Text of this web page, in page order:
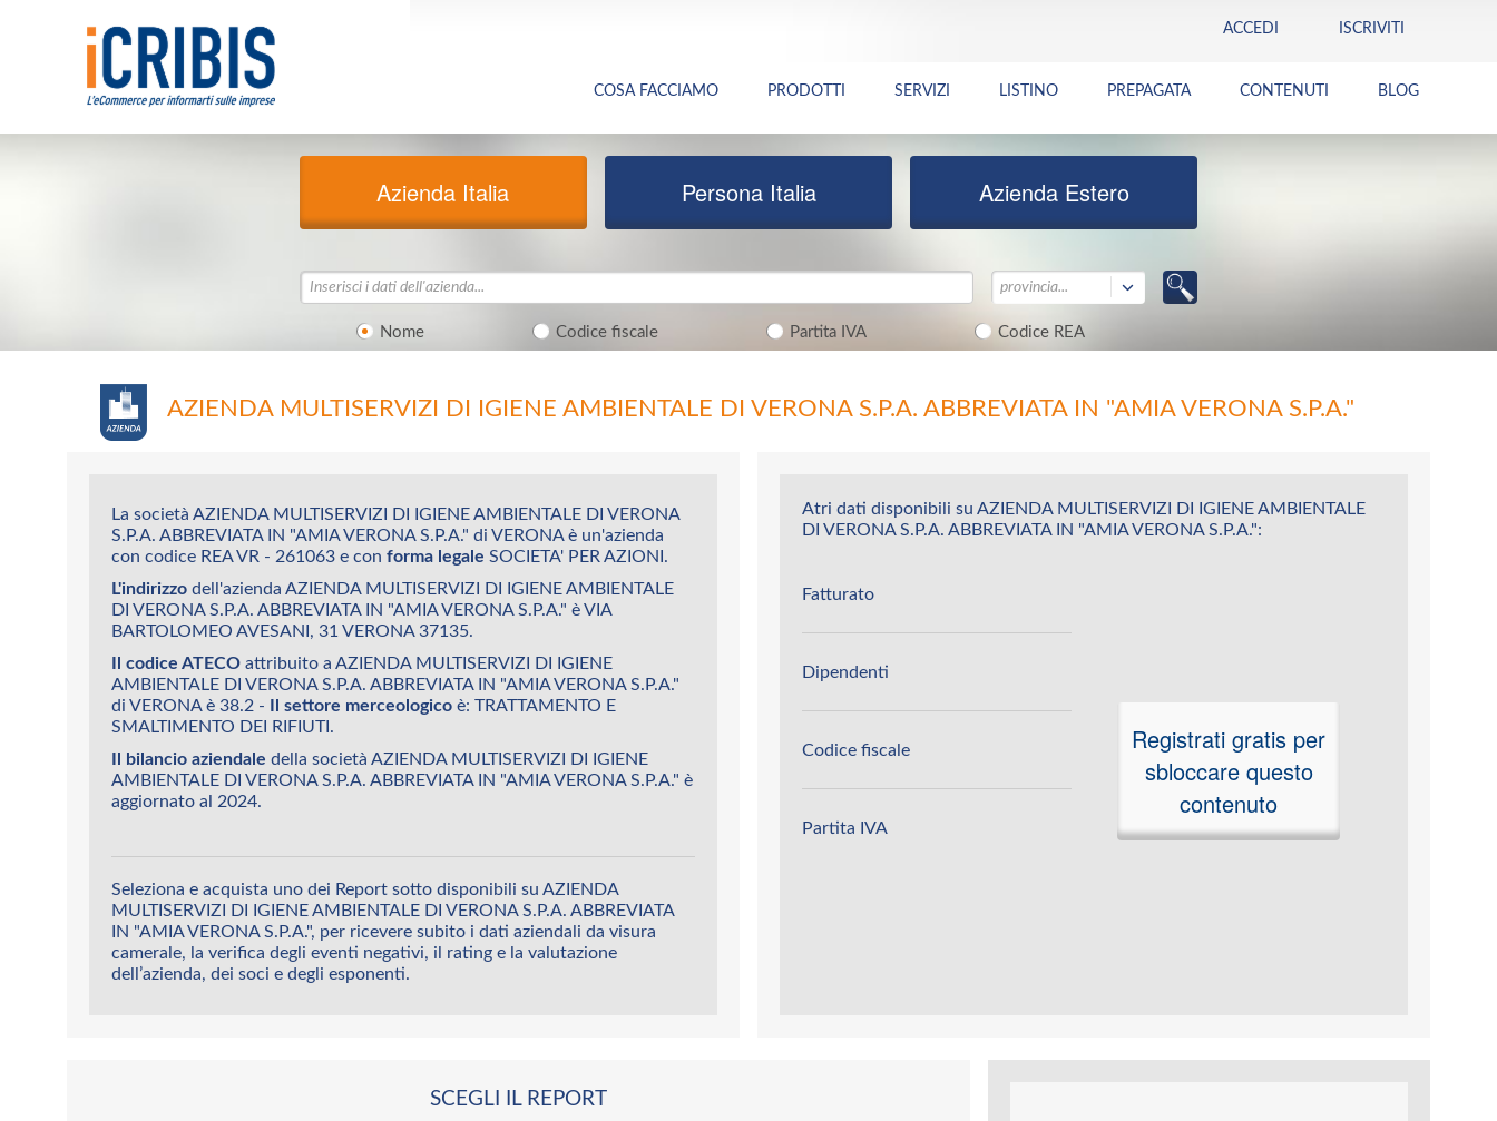
ACCEDI ISCRIVITI
COSA FACCIAMO PRODOTTI SERVIZI LISTINO PREPAGATA CONTENUTI BLOG
Azienda Italia Persona Italia Azienda Estero
Nome Codice fiscale Partita IVA Codice REA
provincia...
AZIENDA MULTISERVIZI DI IGIENE AMBIENTALE DI VERONA S.P.A. ABBREVIATA IN "AMIA VERONA S.P.A."
La società AZIENDA MULTISERVIZI DI IGIENE AMBIENTALE DI VERONA
S.P.A. ABBREVIATA IN "AMIA VERONA S.P.A." di VERONA è un'azienda
con codice REA VR - 261063 e con forma legale SOCIETA' PER AZIONI.
L'indirizzo dell'azienda AZIENDA MULTISERVIZI DI IGIENE AMBIENTALE
DI VERONA S.P.A. ABBREVIATA IN "AMIA VERONA S.P.A." è VIA
BARTOLOMEO AVESANI, 31 VERONA 37135.
Il codice ATECO attribuito a AZIENDA MULTISERVIZI DI IGIENE
AMBIENTALE DI VERONA S.P.A. ABBREVIATA IN "AMIA VERONA S.P.A."
di VERONA è 38.2 -
Il settore merceologico è: TRATTAMENTO E
SMALTIMENTO DEI RIFIUTI.
Il bilancio aziendale della società AZIENDA MULTISERVIZI DI IGIENE
AMBIENTALE DI VERONA S.P.A. ABBREVIATA IN "AMIA VERONA S.P.A." è
aggiornato al 2024.
Seleziona e acquista uno dei Report sotto disponibili su AZIENDA
MULTISERVIZI DI IGIENE AMBIENTALE DI VERONA S.P.A. ABBREVIATA
IN "AMIA VERONA S.P.A.", per ricevere subito i dati aziendali da visura
camerale, la verifica degli eventi negativi, il rating e la valutazione
dell’azienda, dei soci e degli esponenti.
Atri dati disponibili su AZIENDA MULTISERVIZI DI IGIENE AMBIENTALE
DI VERONA S.P.A. ABBREVIATA IN "AMIA VERONA S.P.A.":
Fatturato
Dipendenti
Codice fiscale
Partita IVA
Registrati gratis per
sbloccare questo
contenuto
SCEGLI IL REPORT